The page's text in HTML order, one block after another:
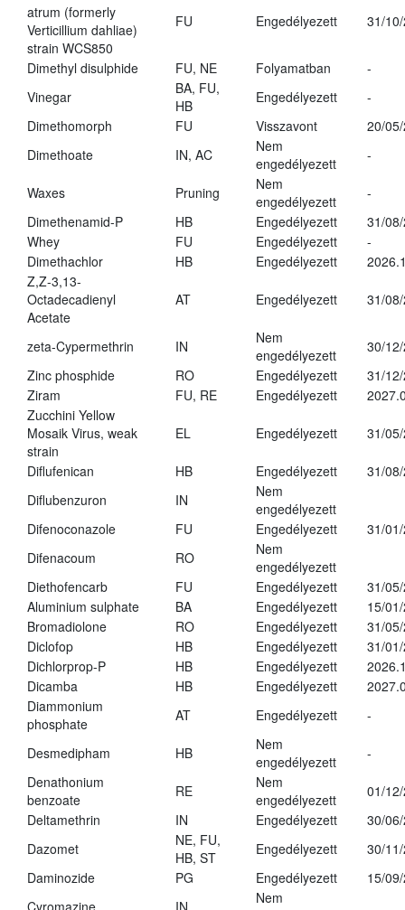
atrum (formerly
Verticillium dahliae)
strain WCS850
FU Engedélyezett 31/
Dimethyl disulphide FU, NE Folyamatban
-
Vinegar
BA, FU,
HB
Engedélyezett
-
Dimethomorph
FU Visszavont
20/
Dimethoate
IN, AC
Nem
engedélyezett
-
Waxes Pruning
Nem
engedélyezett
-
Dimethenamid-P
HB Engedélyezett
31/
Whey
FU Engedélyezett
-
Dimethachlor
HB Engedélyezett
Z,Z-3,13-
Octadecadienyl
Acetate
AT Engedélyezett 31/
zeta-Cypermethrin IN
Nem
engedélyezett
30/
Zinc phosphide
RO Engedélyezett
31/
Ziram
FU, RE Engedélyezett
Zucchini Yellow
Mosaik Virus, weak
strain
EL Engedélyezett 31/
Diflufenican HB Engedélyezett
31/
Diflubenzuron
IN
Nem
engedélyezett
Difenoconazole
FU Engedélyezett
31/
Difenacoum
RO
Nem
engedélyezett
Diethofencarb
FU Engedélyezett
31/
Aluminium sulphate
BA Engedélyezett
15/
Bromadiolone
RO Engedélyezett
31/
Diclofop
HB Engedélyezett
31/
Dichlorprop-P
HB Engedélyezett
Dicamba
HB Engedélyezett
Diammonium
phosphate
AT Engedélyezett -
Desmedipham HB
Nem
engedélyezett
-
Denathonium
benzoate
RE
Nem
engedélyezett
01/
Deltamethrin
IN Engedélyezett
30/
Dazomet
NE, FU,
HB, ST
Engedélyezett
30/
Daminozide
PG Engedélyezett
15/
Nem